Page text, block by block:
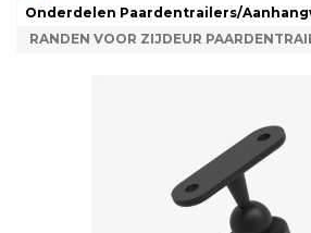
Onderdelen Paardentrailers/
RANDEN VOOR ZIJDEUR